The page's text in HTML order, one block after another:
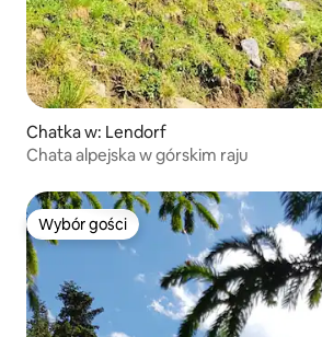
Chatka w: Lendorf
Chata alpejska w górskim raju
Wybór gości
Wybór gości